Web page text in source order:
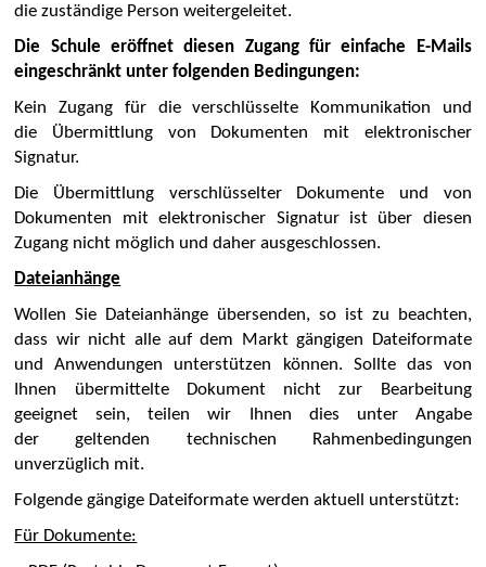
die zuständige Person weitergeleitet.
Die Schule eröffnet diesen Zugang für einfache E-Mails
eingeschränkt unter folgenden Bedingungen:
Kein Zugang für die verschlüsselte Kommunikation und
die Übermittlung von Dokumenten mit elektronischer
Signatur.
Die Übermittlung verschlüsselter Dokumente und von
Dokumenten mit elektronischer Signatur ist über diesen
Zugang nicht möglich und daher ausgeschlossen.
Dateianhänge
Wollen Sie Dateianhänge übersenden, so ist zu beachten,
dass wir nicht alle auf dem Markt gängigen Dateiformate
und Anwendungen unterstützen können. Sollte das von
Ihnen übermittelte Dokument nicht zur Bearbeitung
geeignet sein, teilen wir Ihnen dies unter Angabe
der geltenden technischen Rahmenbedingungen
unverzüglich mit.
Folgende gängige Dateiformate werden aktuell unterstützt:
Für Dokumente: